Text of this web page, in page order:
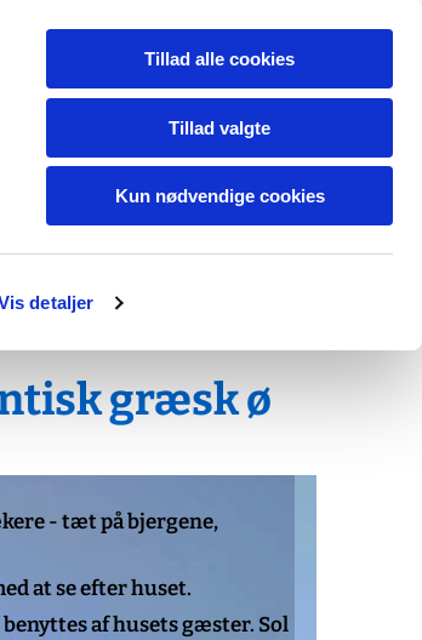
detaljer
Tillad alle cookies
Tillad valgte
Kun nødvendige cookies
Transport - Rejsen dertil
græsk ø
- tæt på bjergene,
at se efter huset.
af husets gæster. Sol